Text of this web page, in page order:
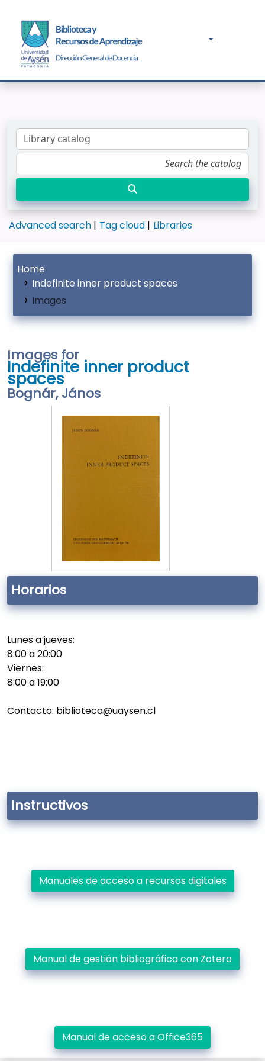
Advanced search Tag cloud Libraries
Home
Indefinite inner product spaces
Images
Horarios
Lunes a jueves:
8:00 a 20:00
Viernes:
8:00 a 19:00
Contacto: biblioteca@uaysen.cl
Instructivos
Manuales de acceso a recursos digitales
Manual de gestión bibliográfica con Zotero
Manual de acceso a Office365
Images for
Indefinite inner product
spaces
Bognár, János